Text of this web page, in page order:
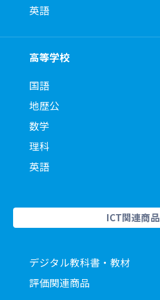
英語
高等学校
国語
地歴公
数学
理科
英語
ICT関連商品
デジタル教科書・教材
評価関連商品